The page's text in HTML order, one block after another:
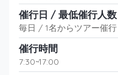
催行日 / 最低催行人数
毎日 / 1名からツアー催行
催行時間
7:30~17:00